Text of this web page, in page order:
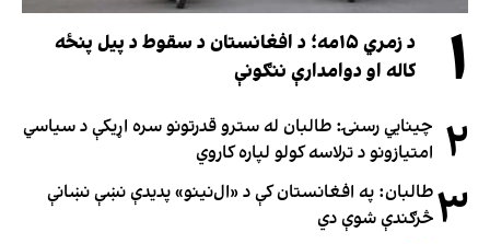
۱
د زمري ۱۵مه؛ د افغانستان د سقوط د پیل پنځه
کاله او دوامدارې ننګونې
۲ چینایي رسنۍ: طالبان له سترو قدرتونو سره اړیکې د سیاسي
امتیازونو د ترلاسه کولو لپاره کاروي
۳طالبان: په افغانستان کې د «ال‌نینو» پدیدې نښې نښانې
څرګندې شوې دي